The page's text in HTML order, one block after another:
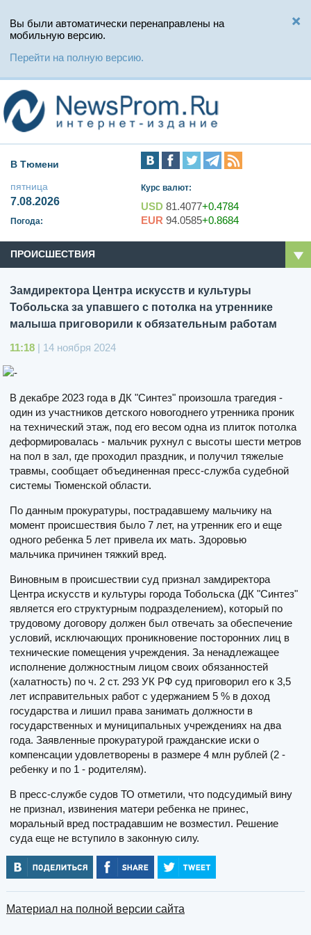
Вы были автоматически перенаправлены на
мобильную версию.
Перейти на полную версию.
В Тюмени
пятница
7.08.2026
Погода:
Курс валют:
USD 81.4077+0.4784
EUR 94.0585+0.8684
ПРОИСШЕСТВИЯ
Замдиректора Центра искусств и культуры
Тобольска за упавшего с потолка на утреннике
малыша приговорили к обязательным работам
11:18 | 14 ноября 2024
В декабре 2023 года в ДК "Синтез" произошла трагедия -
один из участников детского новогоднего утренника проник
на технический этаж, под его весом одна из плиток потолка
деформировалась - мальчик рухнул с высоты шести метров
на пол в зал, где проходил праздник, и получил тяжелые
травмы, сообщает объединенная пресс-служба судебной
системы Тюменской области.
По данным прокуратуры, пострадавшему мальчику на
момент происшествия было 7 лет, на утренник его и еще
одного ребенка 5 лет привела их мать. Здоровью
мальчика причинен тяжкий вред.
Виновным в происшествии суд признал замдиректора
Центра искусств и культуры города Тобольска (ДК "Синтез"
является его структурным подразделением), который по
трудовому договору должен был отвечать за обеспечение
условий, исключающих проникновение посторонних лиц в
технические помещения учреждения. За ненадлежащее
исполнение должностным лицом своих обязанностей
(халатность) по ч. 2 ст. 293 УК РФ суд приговорил его к 3,5
лет исправительных работ с удержанием 5 % в доход
государства и лишил права занимать должности в
государственных и муниципальных учреждениях на два
года. Заявленные прокуратурой гражданские иски о
компенсации удовлетворены в размере 4 млн рублей (2 -
ребенку и по 1 - родителям).
В пресс-службе судов ТО отметили, что подсудимый вину
не признал, извинения матери ребенка не принес,
моральный вред пострадавшим не возместил. Решение
суда еще не вступило в законную силу.
Материал на полной версии сайта